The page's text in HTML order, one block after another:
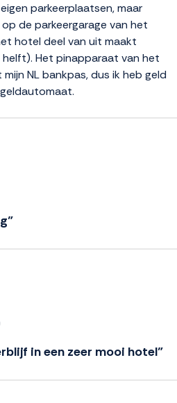
parkeerplaatsen, maar
de parkeergarage van het
hotel deel van uit maakt
Het pinapparaat van het
NL bankpas, dus ik heb geld
in een zeer mooi hotel”